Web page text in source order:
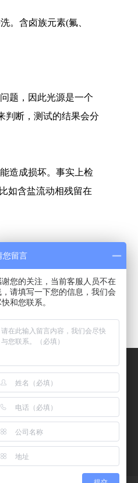
。含卤族元素(氟、
题，因此光源是一个
判断，测试的结果会分
造成损坏。事实上检
如含盐流动相残留在
室是将废液送到专门
您留言
谢您的关注，当前客服人员不在
，请填写一下您的信息，我们会
快和您联系。